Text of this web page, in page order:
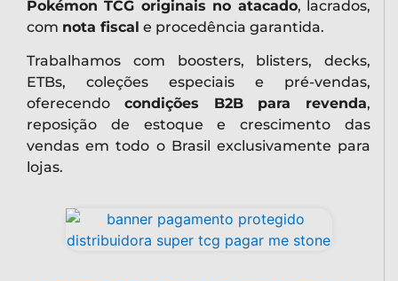
Pokémon TCG originais no atacado, lacrados,
com nota fiscal e procedência garantida.
Trabalhamos com boosters, blisters, decks,
ETBs, coleções especiais e pré-vendas,
oferecendo condições B2B para revenda,
reposição de estoque e crescimento das
vendas em todo o Brasil exclusivamente para
lojas.